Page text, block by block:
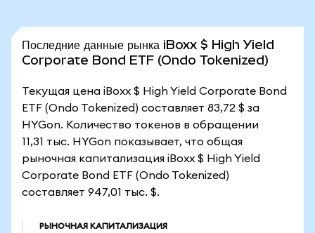
Последние данные рынка iBoxx $ High Yield
Corporate Bond ETF (Ondo Tokenized)
Текущая цена iBoxx $ High Yield Corporate Bond
ETF (Ondo Tokenized) составляет 83,72 $ за
HYGon. Количество токенов в обращении
11,31 тыс. HYGon показывает, что общая
рыночная капитализация iBoxx $ High Yield
Corporate Bond ETF (Ondo Tokenized)
составляет 947,01 тыс. $.
РЫНОЧНАЯ КАПИТАЛИЗАЦИЯ